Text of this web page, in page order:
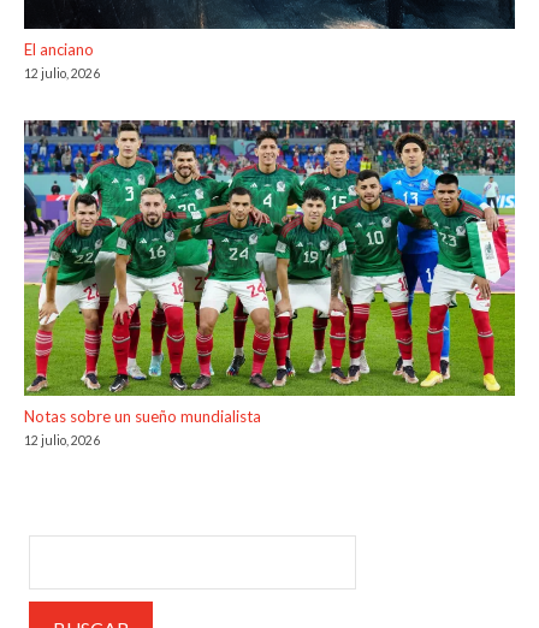
El anciano
12 julio, 2026
Notas sobre un sueño mundialista
12 julio, 2026